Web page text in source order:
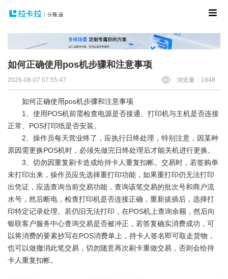
如何正确使用pos机步骤和注意事项
浏览量：1848
2026-08-07 07:55:47
如何正确使用pos机步骤和注意事项
1、使用POS机前需检查电源是否接通、打印机与主机是否连接
正常、POS打印纸是否安装。
2、操作员每天营业终了，应执行日终处理，特别注意，因某种
原因需更换POS机时，必须先做完日终处理后才能关机进行更换。
3、切勿因重复刷卡造成给持卡人重复扣帐。交易时，若签购单
未打印出来，操作员应先选择重打印功能，如果重打印仍无法打印
出凭证，应选查询当前交易功能，查询该笔交易的批次号和商户流
水号，然后断电，检查打印机是否连接正确，重新拔插后，选择打
印特定记录处理。若仍旧无法打印，在POS机上查询余额，然后向
银联客户服务中心查询交易是否被冲正，若答复确实消费成功，可
以将消费的要素抄写在POS消费单上，持卡人签名即可取走货物，
也可以做撤消此笔交易，切勿随意再次刷卡重做交易，否则会给持
卡人重复扣帐。